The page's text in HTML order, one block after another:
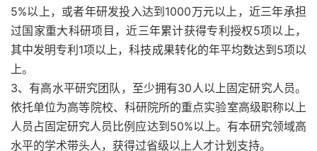
5%以上，或者年研发投入达到1000万元以上，近三年承担
过国家重大科研项目，近三年累计获得专利授权5项以上，
其中发明专利1项以上，科技成果转化的年平均数达到5项以
上。
3、有高水平研究团队，至少拥有30人以上固定研究人员。
依托单位为高等院校、科研院所的重点实验室高级职称以上
人员占固定研究人员比例应达到50%以上。有本研究领域高
水平的学术带头人，获得过省级以上人才计划支持。